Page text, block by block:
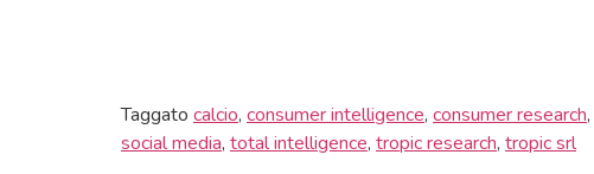
Taggato calcio, consumer intelligence, consumer research,
social media, total intelligence, tropic research, tropic srl